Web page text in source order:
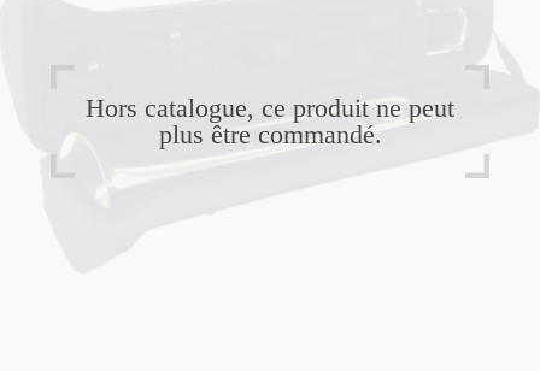
Hors catalogue, ce produit ne peut
plus être commandé.